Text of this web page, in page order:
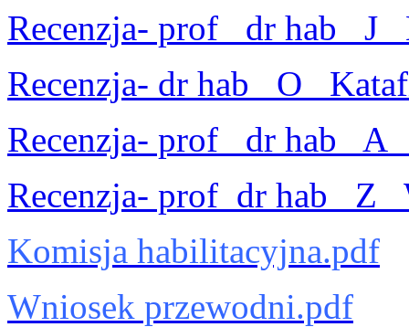
Recenzja- prof_ dr hab_ J_
Recenzja- dr hab_ O_
Recenzja- prof_ dr hab_
Recenzja- prof_dr hab_ Z_
Komisja habilitacyjna.pdf
Wniosek przewodni.pdf